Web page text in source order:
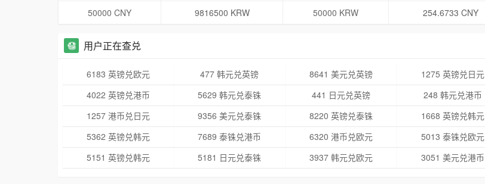
50000 CNY
9816500 KRW 50000 KRW 254.6733 CNY
用户正在查兑
6183 英镑兑欧元 477 韩元兑英镑 8641 美元兑英镑
1275 英镑兑日元
4022 英镑兑港币
5629 韩元兑泰铢 441 日元兑英镑
248 韩元兑港币
1257 港币兑日元
9356 美元兑泰铢 8220 英镑兑泰铢
1668 英镑兑韩元
5362 英镑兑韩元
7689 泰铢兑港币 6320 港币兑欧元
5013 泰铢兑欧元
5151 英镑兑韩元
5181 日元兑泰铢 3937 韩元兑欧元 3051 美元兑港币